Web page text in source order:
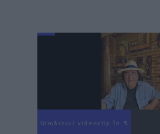
Următorul videoclip în 4